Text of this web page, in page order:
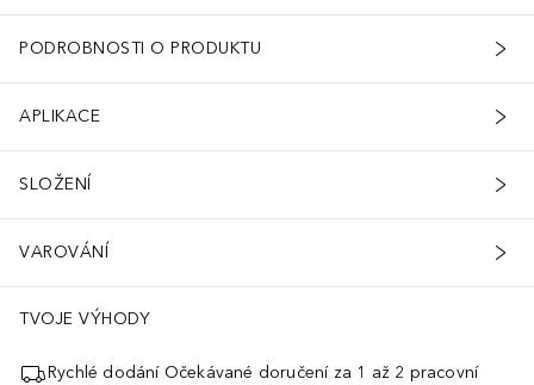
PODROBNOSTI O PRODUKTU
APLIKACE
SLOŽENÍ
VAROVÁNÍ
TVOJE VÝHODY
Rychlé dodání Očekávané doručení za 1 až 2 pracovní